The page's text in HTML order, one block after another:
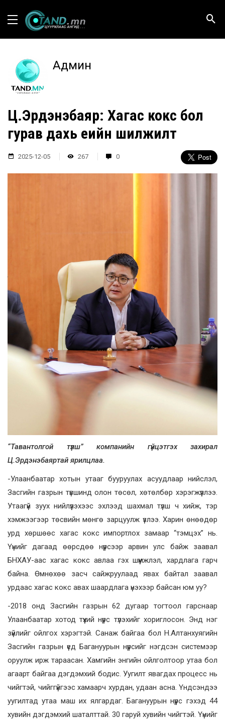
Админ
Ц.Эрдэнэбаяр: Хагас кокс бол
гурав дахь үеийн шилжилт
2025-12-05 267 0
“Тавантолгой түлш” компанийн гүйцэтгэх захирал
Ц.Эрдэнэбаяртай ярилцлаа.
-Улаанбаатар хотын утааг бууруулах асуудлаар нийслэл,
Засгийн газрын түвшинд олон төсөл, хөтөлбөр хэрэгжүүллээ.
Утаагүй зуух нийлүүлэхээс эхлээд шахмал түлш ч хийж, тэр
хэмжээгээр төсвийн мөнгө зарцуулж үзлээ. Харин өнөөдөр
урд хөршөөс хагас кокс импортлох замаар “тэмцэх” нь.
Үүнийг дагаад өөрсдөө нүүрсээр арвин улс байж заавал
БНХАУ-аас хагас кокс авлаа гэх шүүмжлэл, хардлага гарч
байна. Өмнөхөө засч сайжруулаад явах байтал заавал
урдаас хагас кокс авах шаардлага үнэхээр байсан юм уу?
-2018 онд Засгийн газрын 62 дугаар тогтоол гарснаар
Улаанбаатар хотод түүхий нүүрс түлэхийг хориглосон. Энд нэг
зүйлийг ойлгох хэрэгтэй. Санаж байгаа бол Н.Алтанхуягийн
Засгийн газрын үед Багануурын нүүрсийг нэгдсэн системээр
оруулж ирж тараасан. Хамгийн энгийн ойлголтоор утаа бол
агаарт байгаа дэгдэмхий бодис. Уугилт явагдах процесс нь
чийгтэй, чийггүйгээс хамаарч хурдан, удаан асна. Үндсэндээ
уугилтад утаа маш их ялгардаг. Багануурын нүүрс гэхэд 44
хувийн дэгдэмхий шаталттай. 30 гаруй хувийн чийгтэй. Үүнийг